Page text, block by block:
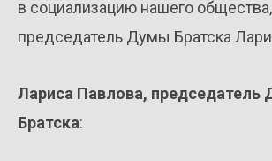
в социализацию нашего
председатель Думы Братска
Лариса Павлова, председатель
Братска: